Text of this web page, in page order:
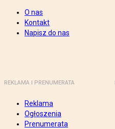
O nas
Kontakt
Napisz do nas
REKLAMA I PRENUMERATA
Reklama
Ogłoszenia
Prenumerata